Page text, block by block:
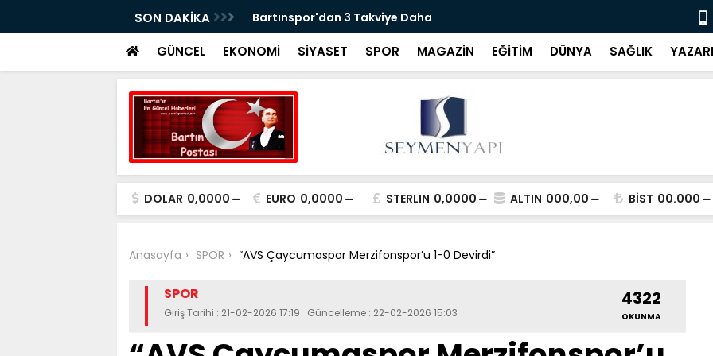
SON DAKİKA Bartınspor'dan 3 Takviye Daha Bartın
GÜNCEL EKONOMİ SİYASET SPOR MAGAZİN EĞİTİM DÜNYA SAĞLIK
DOLAR 0,0000 EURO 0,0000 STERLIN 0,0000 ALTIN 000,00 BİST 00.000
Anasayfa SPOR “AVS Çaycumaspor Merzifonspor’u 1-0 Devirdi”
SPOR
Giriş Tarihi : 21-02-2026 17:19 Güncelleme : 22-02-2026 15:03
4322
OKUNMA